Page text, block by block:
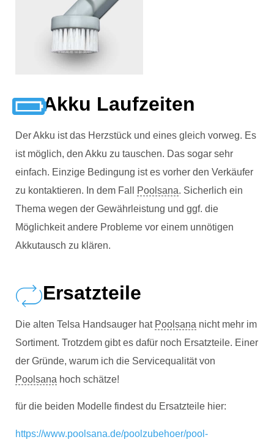
Akku Laufzeiten
Der Akku ist das Herzstück und eines gleich vorweg. Es
ist möglich, den Akku zu tauschen. Das sogar sehr
einfach. Einzige Bedingung ist es vorher den Verkäufer
zu kontaktieren. In dem Fall
Poolsana. Sicherlich ein
Thema wegen der Gewährleistung und ggf. die
Möglichkeit andere Probleme vor einem unnötigen
Akkutausch zu klären.
Ersatzteile
Die alten Telsa Handsauger hat Poolsana nicht mehr im
Sortiment. Trotzdem gibt es dafür noch Ersatzteile. Einer
der Gründe, warum ich die Servicequalität von
Poolsana hoch schätze!
für die beiden Modelle findest du Ersatzteile hier:
https://www.poolsana.de/poolzubehoer/pool-